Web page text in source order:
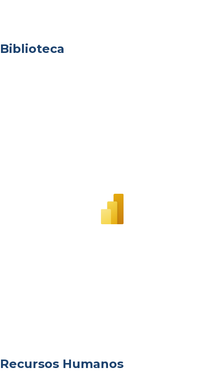
Biblioteca
Recursos Humanos